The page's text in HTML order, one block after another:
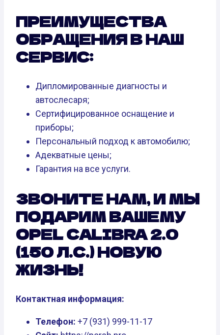
ПРЕИМУЩЕСТВА
ОБРАЩЕНИЯ В НАШ
СЕРВИС:
Дипломированные диагносты и
автослесаря;
Сертифицированное оснащение и
приборы;
Персональный подход к автомобилю;
Адекватные цены;
Гарантия на все услуги.
ЗВОНИТЕ НАМ, И МЫ
ПОДАРИМ ВАШЕМУ
OPEL CALIBRA 2.0
(150 Л.С.) НОВУЮ
ЖИЗНЬ!
Контактная информация:
Телефон: +7 (931) 999-11-17